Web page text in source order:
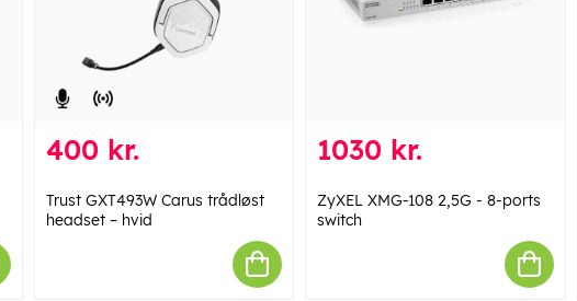
400 kr.
Trust GXT493W Carus trådløst
headset – hvid
1030 kr.
ZyXEL XMG-108 2,5G - 8-ports
switch